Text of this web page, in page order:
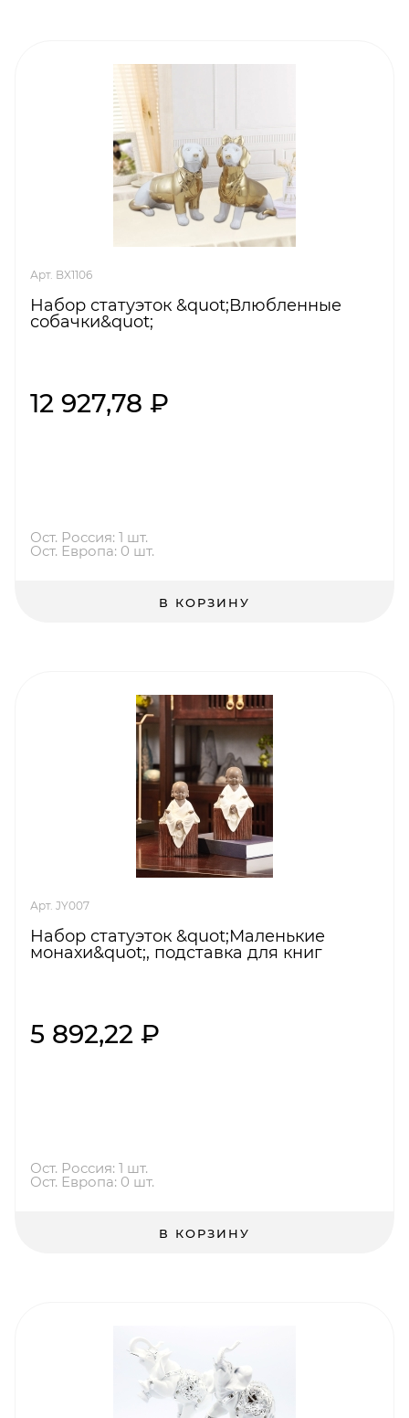
Арт. BX1106
Набор статуэток &quot;Влюбленные
собачки&quot;
12 927,78 ₽
Ост. Россия: 1 шт.
Ост. Европа: 0 шт.
В КОРЗИНУ
Арт. JY007
Набор статуэток &quot;Маленькие
монахи&quot;, подставка для книг
5 892,22 ₽
Ост. Россия: 1 шт.
Ост. Европа: 0 шт.
В КОРЗИНУ